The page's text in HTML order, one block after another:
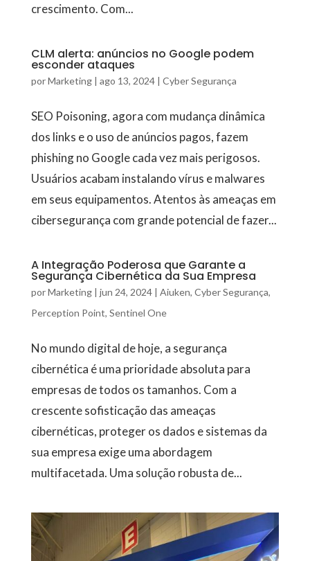
crescimento. Com...
CLM alerta: anúncios no Google podem
esconder ataques
porMarketing| ago 13, 2024| Cyber Segurança
SEO Poisoning, agora com mudança dinâmica
dos links e o uso de anúncios pagos, fazem
phishing no Google cada vez mais perigosos.
Usuários acabam instalando vírus e malwares
em seus equipamentos. Atentos às ameaças em
cibersegurança com grande potencial de fazer...
A Integração Poderosa que Garante a
Segurança Cibernética da Sua Empresa
porMarketing| jun 24, 2024| Aiuken, Cyber Segurança,
Perception Point, Sentinel One
No mundo digital de hoje, a segurança
cibernética é uma prioridade absoluta para
empresas de todos os tamanhos. Com a
crescente sofisticação das ameaças
cibernéticas, proteger os dados e sistemas da
sua empresa exige uma abordagem
multifacetada. Uma solução robusta de...